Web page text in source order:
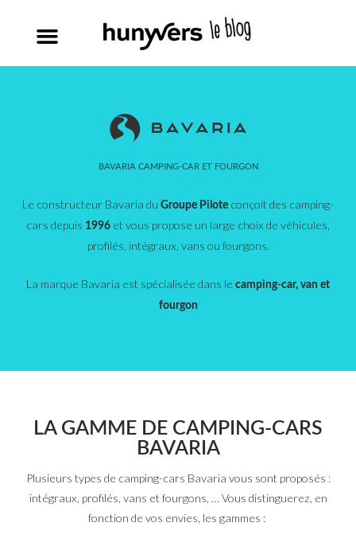
BAVARIA CAMPING-CAR ET FOURGON
Le constructeur Bavaria du Groupe Pilote conçoit des camping-
cars depuis 1996 et vous propose un large choix de véhicules,
profilés, intégraux, vans ou fourgons.
La marque Bavaria est spécialisée dans le camping-car, van et
fourgon
LA GAMME DE CAMPING-CARS
BAVARIA
Plusieurs types de camping-cars Bavaria vous sont proposés :
intégraux, profilés, vans et fourgons, … Vous distinguerez, en
fonction de vos envies, les gammes :